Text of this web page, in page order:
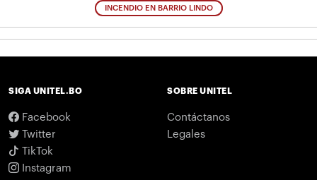
INCENDIO EN BARRIO LINDO
SIGA UNITEL.BO
Facebook
Twitter
TikTok
Instagram
SOBRE UNITEL
Contáctanos
Legales